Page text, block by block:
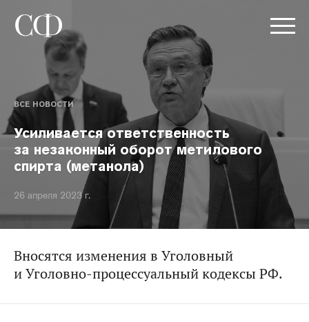
ВСЕ НОВОСТИ
Усиливается ответственность
за незаконный оборот метилового
спирта (метанола)
26 апреля 2023 г.
Вносятся изменения в Уголовный
и Уголовно-процессуальный кодексы РФ.